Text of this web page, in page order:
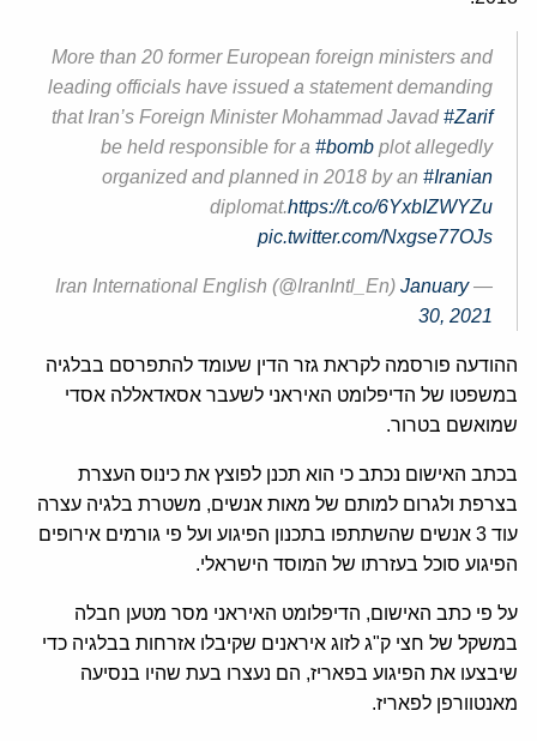
More than 20 former European foreign ministers and
leading officials have issued a statement demanding
that Iran’s Foreign Minister Mohammad Javad#Zarif
be held responsible for a #bomb plot allegedly
organized and planned in 2018 by an #Iranian
diplomat.https://t.co/6YxbIZWYZu
pic.twitter.com/Nxgse77OJs
— Iran International English (@IranIntl_En)
January
30, 2021
ההודעה פורסמה לקראת גזר הדין שעומד להתפרסם בבלגיה
במשפטו של הדיפלומט האיראני לשעבר אסאדאללה אסדי
שמואשם בטרור.
בכתב האישום נכתב כי הוא תכנן לפוצץ את כינוס העצרת
בצרפת ולגרום למותם של מאות אנשים, משטרת בלגיה עצרה
עוד 3 אנשים שהשתתפו בתכנון הפיגוע ועל פי גורמים אירופים
הפיגוע סוכל בעזרתו של המוסד הישראלי.
על פי כתב האישום, הדיפלומט האיראני מסר מטען חבלה
במשקל של חצי ק"ג לזוג איראנים שקיבלו אזרחות בבלגיה כדי
שיבצעו את הפיגוע בפאריז, הם נעצרו בעת שהיו בנסיעה
מאנטוורפן לפאריז.